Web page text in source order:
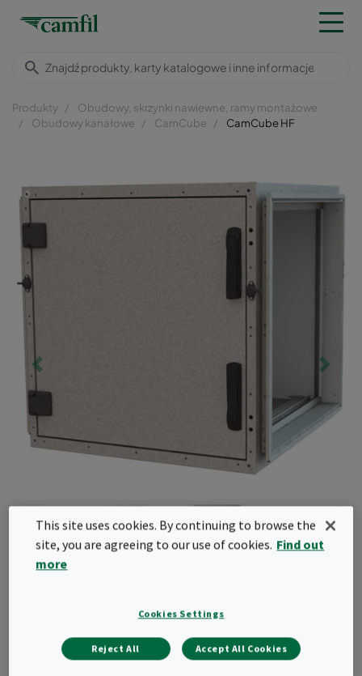
Produkty
Obudowy, skrzynki nawiewne, ramy montażowe
Obudowy kanałowe
CamCube CamCube HF
Klasa korozyjności C4
Klasa szczelności C
This site uses cookies. By continuing to browse the
site, you are agreeing to our use of cookies. Find out
more
Cookies Settings
Reject All Accept All Cookies